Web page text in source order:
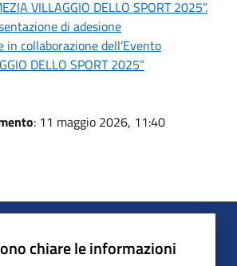
VILLAGGIO DELLO SPORT 2025”.
di adesione
in collaborazione dell’Evento
DELLO SPORT 2025”
: 11 maggio 2026, 11:40
chiare le informazioni